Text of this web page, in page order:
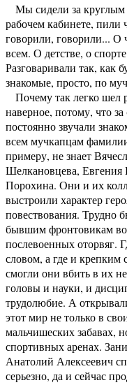
Мы сидели за круглым
рабочем кабинете, пили
говорили, говорили... О
всем. О детстве, о
Разговаривали так, как
знакомые, просто, по
Почему так легко шел
наверное, потому, что
постоянно звучали
всем мучкапцам
примеру, не знает
Шелкановцева, Евгения
Порохина. Они и их
выстроили характер
повествования. Трудно
бывшим фронтовикам
послевоенных оторвяг.
словом, а где и крепким
смогли они вбить в их
головы и науки, и
трудолюбие. А
этот мир не только в
мальчишеских забавах,
спортивных аренах.
Анатолий Алексеевич
серьезно, да и сейчас